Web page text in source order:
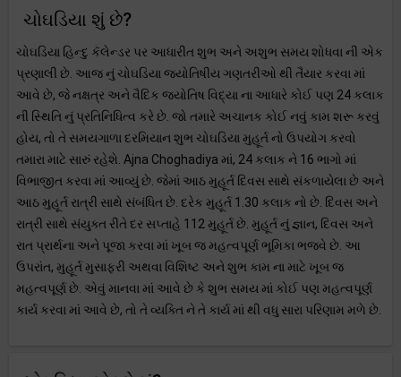
ચોઘડિયા શું છે?
ચોઘડિયા હિન્દુ કૅલેન્ડર પર આધારીત શુભ અને અશુભ સમય શોધવા ની એક
પ્રણાલી છે. આજ નું ચોઘડિયા જ્યોતિષીય ગણતરીઓ થી તૈયાર કરવા માં
આવે છે, જે નક્ષત્ર અને વૈદિક જ્યોતિષ વિદ્યા ના આધારે કોઈ પણ 24 કલાક
ની સ્થિતિ નું પ્રતિનિધિત્વ કરે છે. જો તમારે અચાનક કોઈ નવું કામ શરૂ કરવું
હોય, તો તે સમયગાળા દરમિયાન શુભ ચોઘડિયા મુહૂર્ત નો ઉપયોગ કરવો
તમારા માટે સારું રહેશે. Ajna Choghadiya માં, 24 કલાક ને 16 ભાગો માં
વિભાજીત કરવા માં આવ્યું છે. જેમાં આઠ મુહૂર્ત દિવસ સાથે સંકળાયેલા છે અને
આઠ મુહૂર્ત રાત્રી સાથે સંબંધિત છે. દરેક મુહૂર્ત 1.30 કલાક નો છે. દિવસ અને
રાત્રી સાથે સંયુક્ત રીતે દર સપ્તાહે 112 મુહૂર્ત છે. મુહૂર્ત નું જ્ઞાન, દિવસ અને
રાત પ્રાર્થના અને પૂજા કરવા માં ખૂબ જ મહત્વપૂર્ણ ભૂમિકા ભજવે છે. આ
ઉપરાંત, મુહૂર્ત મુસાફરી અથવા વિશિષ્ટ અને શુભ કામ ના માટે ખૂબ જ
મહત્વપૂર્ણ છે. એવું માનવા માં આવે છે કે શુભ સમય માં કોઈ પણ મહત્વપૂર્ણ
કાર્ય કરવા માં આવે છે, તો તે વ્યક્તિ ને તે કાર્ય માં થી વધુ સારા પરિણામ મળે છે.